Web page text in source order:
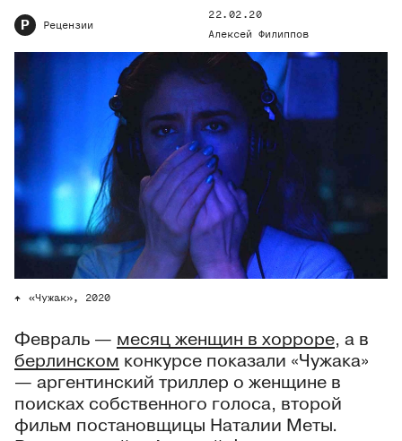
Р Рецензии
22.02.20
Алексей Филиппов
«Чужак», 2020
Февраль — месяц женщин в хорроре, а в
берлинском конкурсе показали «Чужака»
— аргентинский триллер о женщине в
поисках собственного голоса, второй
фильм постановщицы Наталии Меты.